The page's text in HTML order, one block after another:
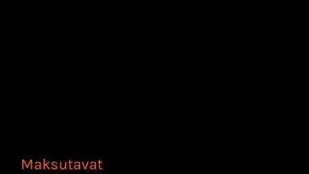
Maksutavat